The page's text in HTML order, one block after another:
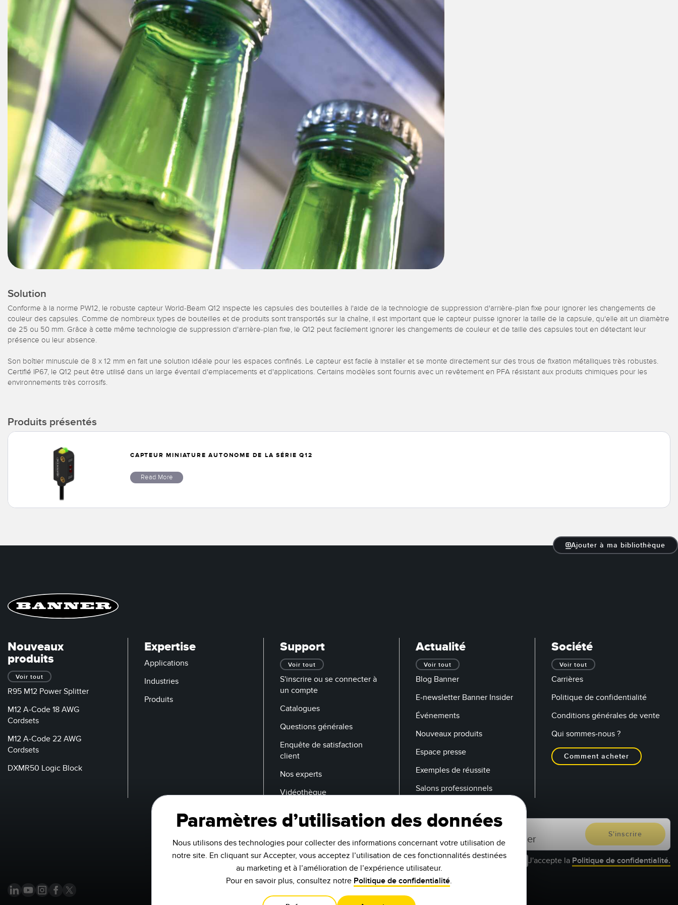
Solution
Conforme à la norme PW12, le robuste capteur World-Beam Q12 inspecte les capsules des bouteilles à l'aide de la technologie de suppression d'arrière-plan fixe pour ignorer les changements de
couleur des capsules. Comme de nombreux types de bouteilles et de produits sont transportés sur la chaîne, il est important que le capteur puisse ignorer la taille de la capsule, qu'elle ait un diamètre
de 25 ou 50 mm. Grâce à cette même technologie de suppression d'arrière-plan fixe, le Q12 peut facilement ignorer les changements de couleur et de taille des capsules tout en détectant leur
présence ou leur absence.
Son boîtier minuscule de 8 x 12 mm en fait une solution idéale pour les espaces confinés. Le capteur est facile à installer et se monte directement sur des trous de fixation métalliques très robustes.
Certifié IP67, le Q12 peut être utilisé dans un large éventail d'emplacements et d'applications. Certains modèles sont fournis avec un revêtement en PFA résistant aux produits chimiques pour les
environnements très corrosifs.
Produits présentés
CAPTEUR MINIATURE AUTONOME DE LA SÉRIE Q12
Read More
Ajouter à ma bibliothèque
Nouveaux
produits
Voir tout
R95 M12 Power Splitter
M12 A-Code 18 AWG
Cordsets
M12 A-Code 22 AWG
Cordsets
DXMR50 Logic Block
Expertise
Applications
Industries
Produits
Support
Voir tout
S'inscrire ou se connecter à
un compte
Catalogues
Questions générales
Enquête de satisfaction
client
Nos experts
Vidéothèque
Actualité
Voir tout
Blog Banner
E-newsletter Banner Insider
Événements
Nouveaux produits
Espace presse
Exemples de réussite
Salons professionnels
Société
Voir tout
Carrières
Politique de confidentialité
Conditions générales de vente
Qui sommes-nous ?
Comment acheter
Adresse E-Mail
J'accepte la Politique de confidentialité.
Paramètres d’utilisation des données
Nous utilisons des technologies pour collecter des informations concernant votre utilisation de
notre site. En cliquant sur Accepter, vous acceptez l’utilisation de ces fonctionnalités destinées
au marketing et à l’amélioration de l’expérience utilisateur.
Pour en savoir plus, consultez notre Politique de confidentialité.